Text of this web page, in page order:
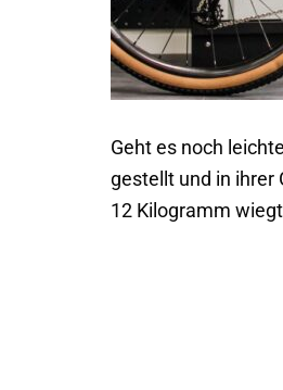
Geht es noch
gestellt und in ihrer
12 Kilogramm